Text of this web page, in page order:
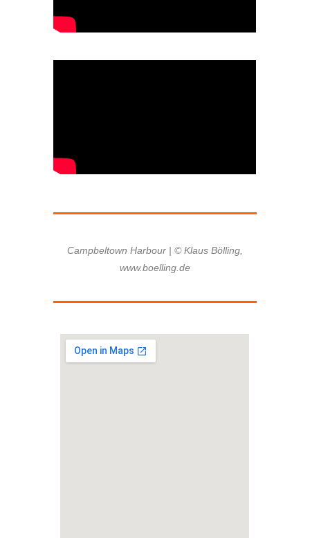
Campbeltown Harbour | © Klaus Bölling,
www.boelling.de